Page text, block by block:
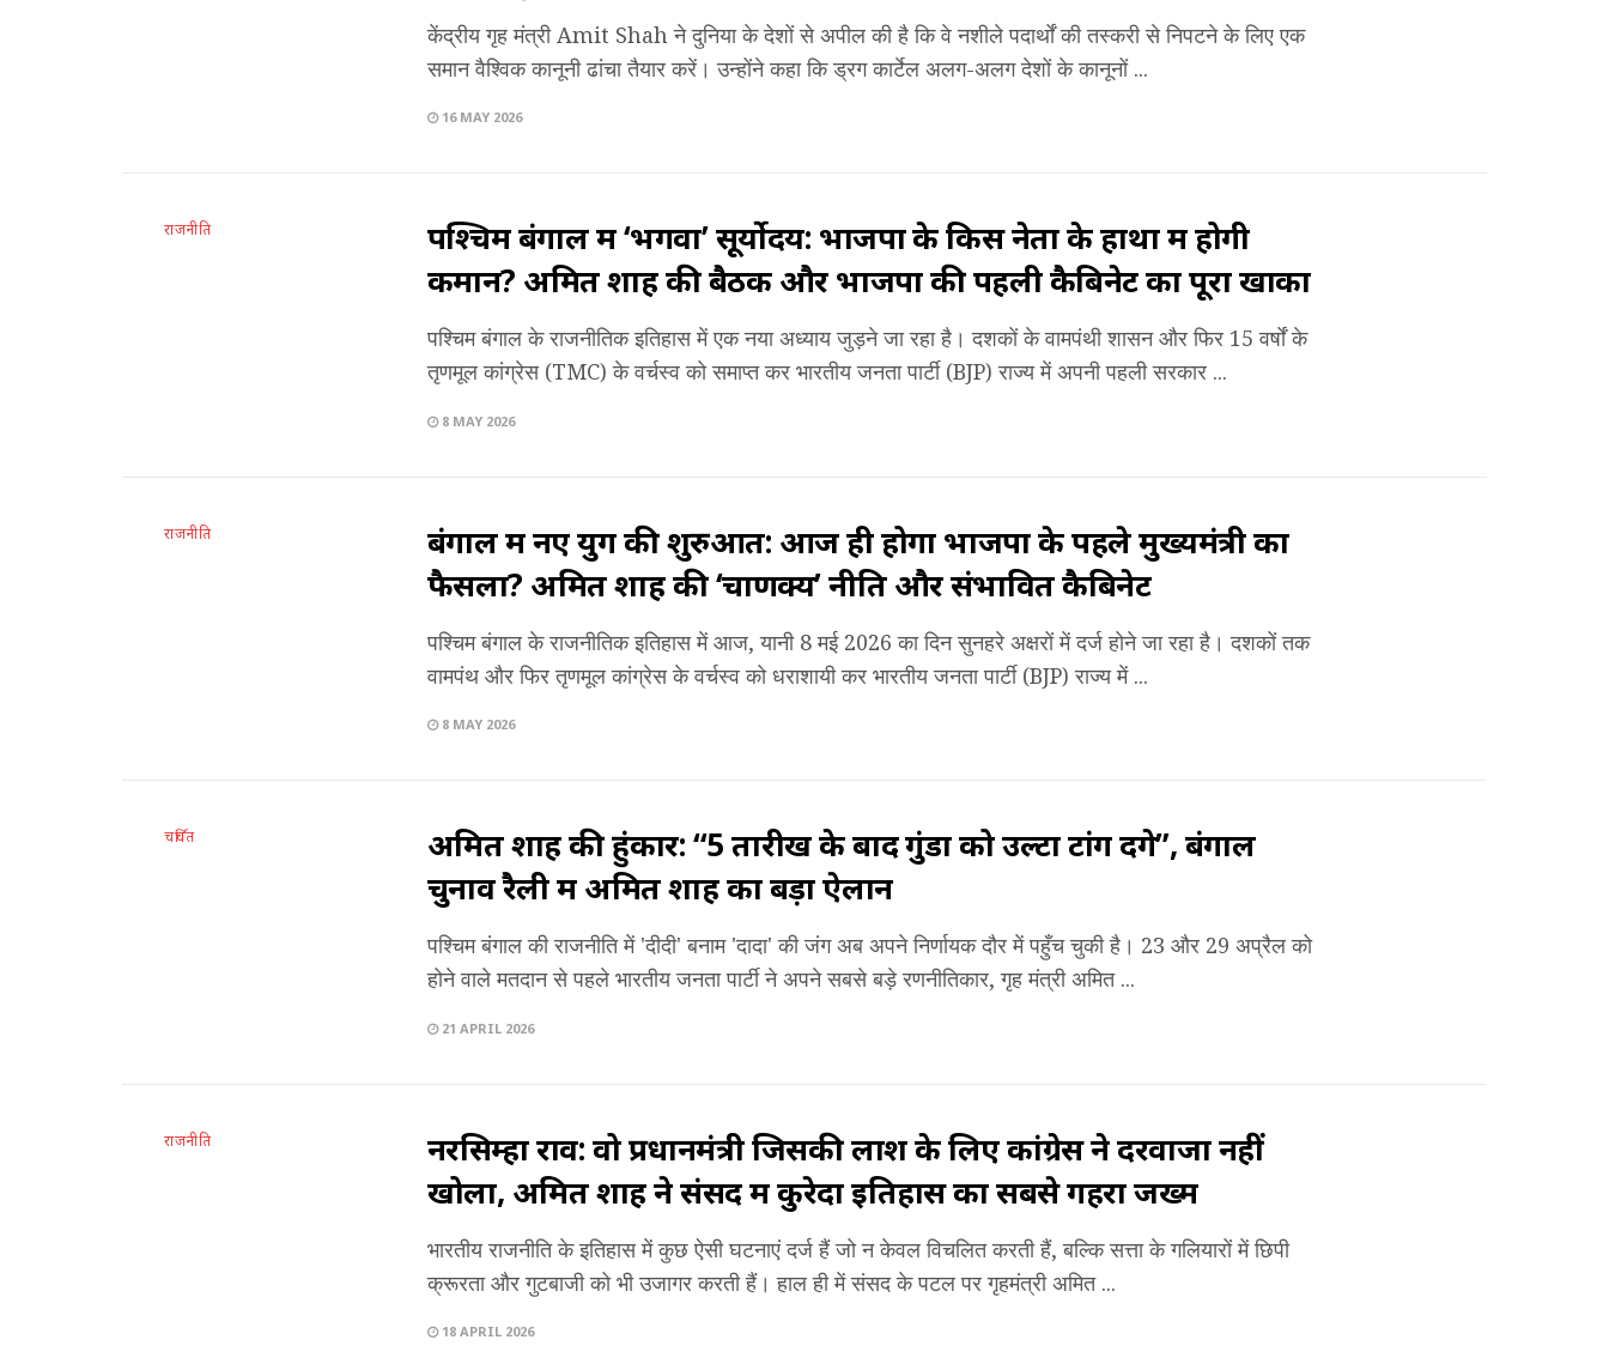
केंद्रीय गृह मंत्री Amit Shah ने दुनिया के देशों से अपील की है कि वे नशीले पदार्थों की तस्करी से निपटने के लिए एक
समान वैश्विक कानूनी ढांचा तैयार करें। उन्होंने कहा कि ड्रग कार्टेल अलग-अलग देशों के कानूनों ...
16 MAY 2026
राजनीति
पश्चिम बंगाल में ‘भगवा’ सूर्योदय: भाजपा के किस नेता के हाथों में होगी
कमान? अमित शाह की बैठक और भाजपा की पहली कैबिनेट का पूरा खाका
पश्चिम बंगाल के राजनीतिक इतिहास में एक नया अध्याय जुड़ने जा रहा है। दशकों के वामपंथी शासन और फिर 15 वर्षों के
तृणमूल कांग्रेस (TMC) के वर्चस्व को समाप्त कर भारतीय जनता पार्टी (BJP) राज्य में अपनी पहली सरकार ...
8 MAY 2026
राजनीति
बंगाल में नए युग की शुरुआत: आज ही होगा भाजपा के पहले मुख्यमंत्री का
फैसला? अमित शाह की ‘चाणक्य’ नीति और संभावित कैबिनेट
पश्चिम बंगाल के राजनीतिक इतिहास में आज, यानी 8 मई 2026 का दिन सुनहरे अक्षरों में दर्ज होने जा रहा है। दशकों तक
वामपंथ और फिर तृणमूल कांग्रेस के वर्चस्व को धराशायी कर भारतीय जनता पार्टी (BJP) राज्य में ...
8 MAY 2026
चर्चित
अमित शाह की हुंकार: “5 तारीख के बाद गुंडों को उल्टा टांग देंगे”, बंगाल
चुनाव रैली में अमित शाह का बड़ा ऐलान
पश्चिम बंगाल की राजनीति में 'दीदी' बनाम 'दादा' की जंग अब अपने निर्णायक दौर में पहुँच चुकी है। 23 और 29 अप्रैल को
होने वाले मतदान से पहले भारतीय जनता पार्टी ने अपने सबसे बड़े रणनीतिकार, गृह मंत्री अमित ...
21 APRIL 2026
राजनीति
नरसिम्हा राव: वो प्रधानमंत्री जिसकी लाश के लिए कांग्रेस ने दरवाजा नहीं
खोला, अमित शाह ने संसद में कुरेदा इतिहास का सबसे गहरा जख्म
भारतीय राजनीति के इतिहास में कुछ ऐसी घटनाएं दर्ज हैं जो न केवल विचलित करती हैं, बल्कि सत्ता के गलियारों में छिपी
क्रूरता और गुटबाजी को भी उजागर करती हैं। हाल ही में संसद के पटल पर गृहमंत्री अमित ...
18 APRIL 2026